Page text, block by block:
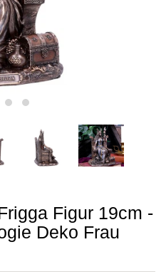
Figur 19cm -
Deko Frau